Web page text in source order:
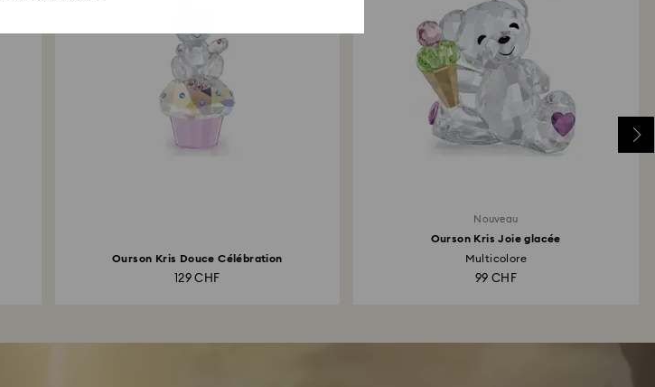
Ourson Kris Douce Célébration
129 CHF
Nouveau
Ourson Kris Joie glacée
Multicolore
99 CHF